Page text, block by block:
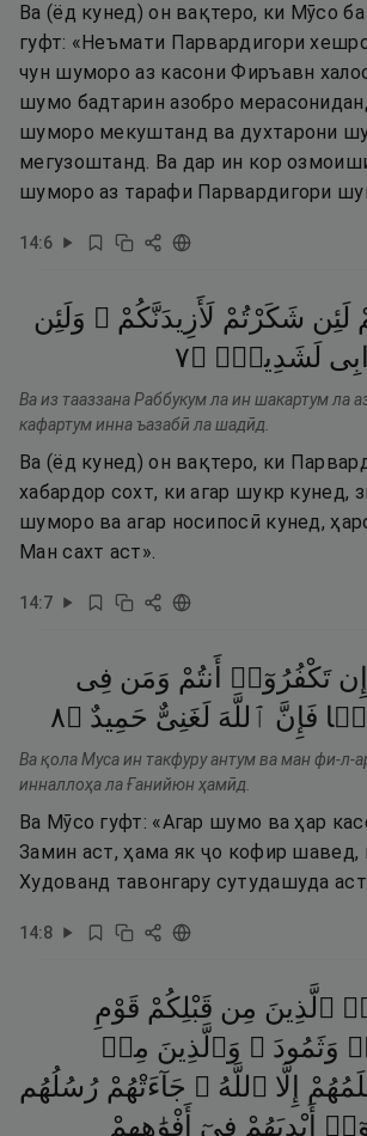
Ва (ёд кунед) он вақтеро, ки Мӯсо
гуфт: «Неъмати Парвардигори
чун шуморо аз касони Фиръавн
шумо бадтарин азобро
шуморо мекуштанд ва духтарони
мегузоштанд. Ва дар ин кор
шуморо аз тарафи Парвардигори
14:6
لَئِن شَكَرْتُمْ لَأَزِيدَنَّكُمْ ۖ وَلَئِن
لَشَدِيدٌۭ ۝٧
Ва из тааззана Раббукум ла ин шакартум ла
кафартум инна ъазабӣ ла шадӣд.
Ва (ёд кунед) он вақтеро, ки
хабардор сохт, ки агар шукр кунед,
шуморо ва агар носипосӣ кунед,
Ман сахт аст».
14:7
إِن تَكْفُرُوٓا۟ أَنتُمْ وَمَن فِى
فَإِنَّ ٱللَّهَ لَغَنِىٌّ حَمِيدٌ ۝٨
Ва қола Муса ин такфуру антум ва ман фи-л-
инналлоҳа ла Ғанийюн ҳамӣд.
Ва Мӯсо гуфт: «Агар шумо ва ҳар
Замин аст, ҳама як ҷо кофир шавед,
Худованд тавонгару сутудашуда
14:8
ٱلَّذِينَ مِن قَبْلِكُمْ قَوْمِ
وَثَمُودَ ۛ وَٱلَّذِينَ مِنۢ
إِلَّا ٱللَّهُ ۚ جَآءَتْهُمْ رُسُلُهُم
أَيْدِيَهُمْ فِىٓ أَفْوَٰهِهِمْ